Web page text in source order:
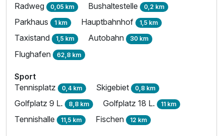
Radweg 0,05 km Bushaltestelle 0,2 km
Parkhaus 1 km Hauptbahnhof 1,5 km
Taxistand 1,5 km Autobahn 30 km
Flughafen 62,8 km
Sport
Tennisplatz 0,4 km Skigebiet 0,8 km
Golfplatz 9 L. 8,8 km Golfplatz 18 L. 11 km
Tennishalle 11,5 km Fischen 12 km